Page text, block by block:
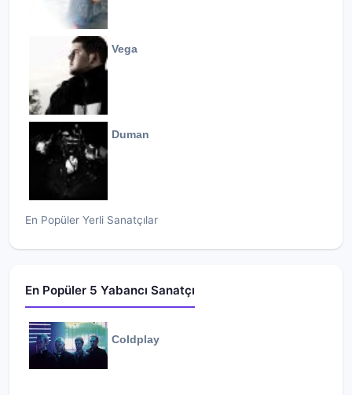
Vega
Duman
En Popüler Yerli Sanatçılar
En Popüler 5 Yabancı Sanatçı
Coldplay